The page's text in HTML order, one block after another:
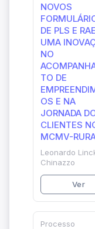
NOVOS
DE PLS E
UMA
NO
TO DE
OS E NA
JORNADA
CLIENTES
MCMV-
Leonardo
Chinazzo
Ver
Processo